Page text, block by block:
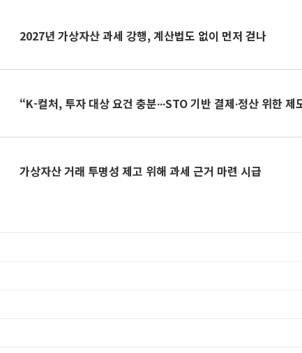
2027년 가상자산 과세 강행, 계산법도 없이 먼저 걷나
“K-컬처, 투자 대상 요건 충분∙∙∙STO 기반 결제∙정산 위한 제
가상자산 거래 투명성 제고 위해 과세 근거 마련 시급